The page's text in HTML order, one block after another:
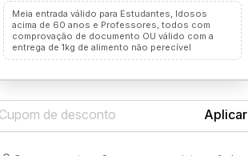
Meia entrada válido para Estudantes, Idosos
acima de 60 anos e Professores, todos com
comprovação de documento OU válido com a
entrega de 1kg de alimento não perecível
Aplicar